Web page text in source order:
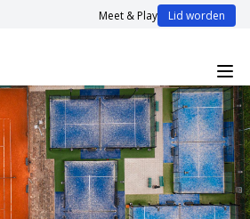
Meet & Play Lid worden